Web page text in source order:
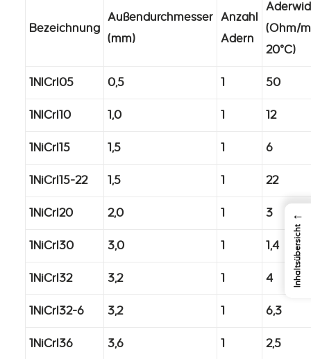
Bezeichnung
Außendurchmesser
(mm)
Anzahl
Adern
(Ohm/m
20°C)
1NICrI05 0,5 1 50
1NICrI10 1,0 1 12
1NiCrI15 1,5 1 6
1NiCrI15-22 1,5 1 22
1NiCrI20 2,0 1 3
1NiCrI30 3,0 1 1,4
1NiCrI32 3,2 1 4
1NiCrI32-6 3,2 1 6,3
1NiCrI36 3,6 1 2,5
←
Inhaltsübersicht